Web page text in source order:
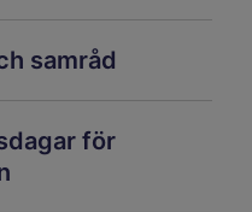
samråd
för